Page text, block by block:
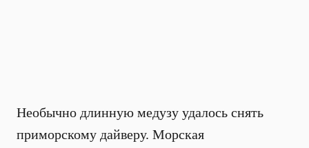
Необычно длинную медузу удалось снять
приморскому дайверу. Морская